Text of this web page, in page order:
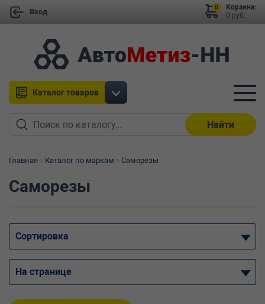
Вход
Корзина:
0 руб.
0
Каталог товаров
Найти
Главная Каталог по маркам Саморезы
Саморезы
Сортировка
На странице